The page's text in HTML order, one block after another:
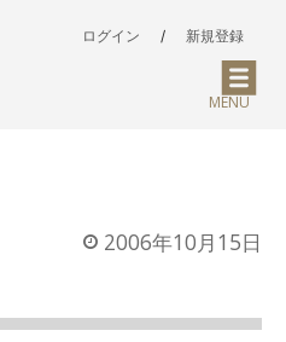
ログイン / 新規登録
MENU
2006年10月15日